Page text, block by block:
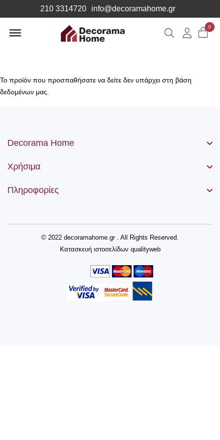
210 3314720 info@decoramahome.gr
Αναζήτηση
0
Το προϊόν που προσπαθήσατε να δείτε δεν υπάρχει στη βάση
δεδομένων μας.
Decorama Home
Χρήσιμα
Πληροφορίες
© 2022 decoramahome.gr . All Rights Reserved.
Κατασκευή ιστοσελίδων qualityweb